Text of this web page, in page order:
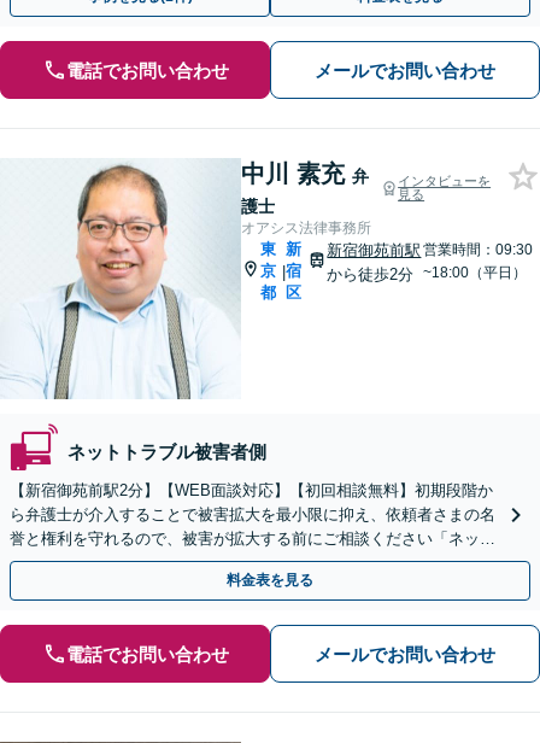
電話でお問い合わせ メールでお問い合わせ
中川 素充 弁
護士
インタビューを
見る
オアシス法律事務所
東
京
都
|
新
宿
区
新宿御苑前駅
から徒歩2分
営業時間：09:30
~18:00（平日）
ネットトラブル被害者側
【新宿御苑前駅2分】【WEB面談対応】【初回相談無料】初期段階か
ら弁護士が介入することで被害拡大を最小限に抑え、依頼者さまの名
誉と権利を守れるので、被害が拡大する前にご相談ください「ネット
における消費者被害もお任せ／景表法違反の対策など」
料金表を見る
電話でお問い合わせ メールでお問い合わせ